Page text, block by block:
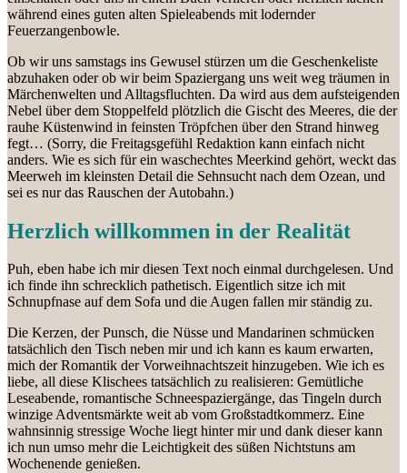
während eines guten alten Spieleabends mit lodernder
Feuerzangenbowle.
Ob wir uns samstags ins Gewusel stürzen um die Geschenkeliste
abzuhaken oder ob wir beim Spaziergang uns weit weg träumen in
Märchenwelten und Alltagsfluchten. Da wird aus dem aufsteigenden
Nebel über dem Stoppelfeld plötzlich die Gischt des Meeres, die der
rauhe Küstenwind in feinsten Tröpfchen über den Strand hinweg
fegt… (Sorry, die Freitagsgefühl Redaktion kann einfach nicht
anders. Wie es sich für ein waschechtes Meerkind gehört, weckt das
Meerweh im kleinsten Detail die Sehnsucht nach dem Ozean, und
sei es nur das Rauschen der Autobahn.)
Herzlich willkommen in der Realität
Puh, eben habe ich mir diesen Text noch einmal durchgelesen. Und
ich finde ihn schrecklich pathetisch. Eigentlich sitze ich mit
Schnupfnase auf dem Sofa und die Augen fallen mir ständig zu.
Die Kerzen, der Punsch, die Nüsse und Mandarinen schmücken
tatsächlich den Tisch neben mir und ich kann es kaum erwarten,
mich der Romantik der Vorweihnachtszeit hinzugeben. Wie ich es
liebe, all diese Klischees tatsächlich zu realisieren: Gemütliche
Leseabende, romantische Schneespaziergänge, das Tingeln durch
winzige Adventsmärkte weit ab vom Großstadtkommerz. Eine
wahnsinnig stressige Woche liegt hinter mir und dank dieser kann
ich nun umso mehr die Leichtigkeit des süßen Nichtstuns am
Wochenende genießen.